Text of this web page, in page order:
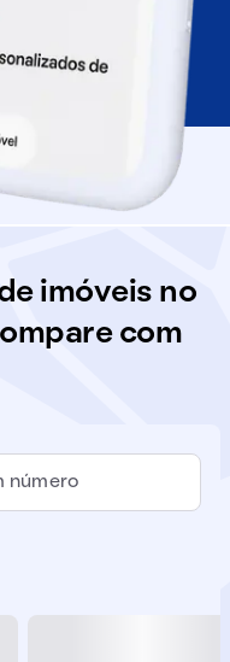
imóveis no
com